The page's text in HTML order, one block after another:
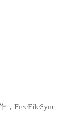
FreeFileSync